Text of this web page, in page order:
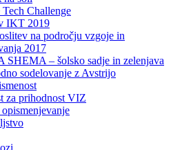
Challenge
IKT 2019
na področju vzgoje in
2017
SHEMA – šolsko sadje in zelenjava
sodelovanje z Avstrijo
za prihodnost VIZ